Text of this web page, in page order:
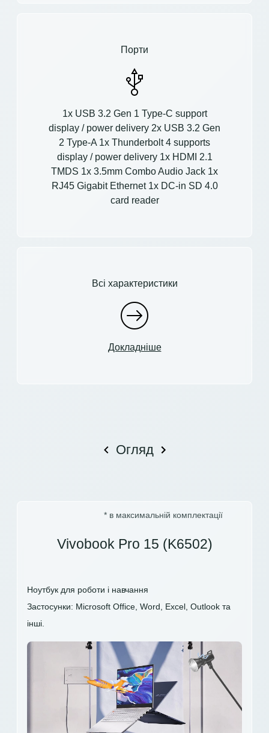
Порти
1x USB 3.2 Gen 1 Type-C support
display / power delivery 2x USB 3.2 Gen
2 Type-A 1x Thunderbolt 4 supports
display / power delivery 1x HDMI 2.1
TMDS 1x 3.5mm Combo Audio Jack 1x
RJ45 Gigabit Ethernet 1x DC-in SD 4.0
card reader
Всі характеристики
Докладніше
Огляд
* в максимальній комплектації
Vivobook Pro 15 (K6502)
Ноутбук для роботи і навчання
Застосунки: Microsoft Office, Word, Excel, Outlook та
інші.